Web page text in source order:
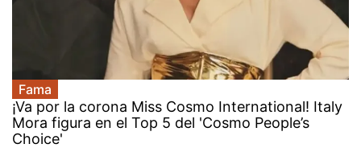
Fama
¡Va por la corona Miss Cosmo International! Italy
Mora figura en el Top 5 del 'Cosmo People’s
Choice'